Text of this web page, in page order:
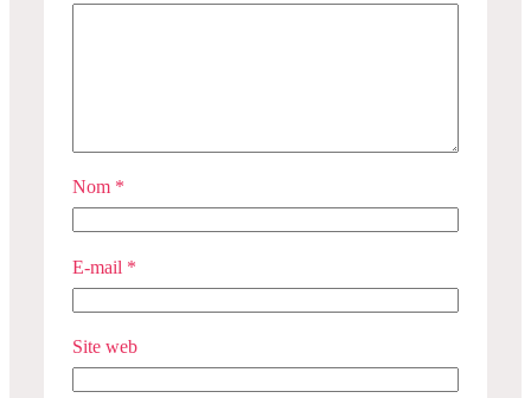
Nom *
E-mail *
Site web